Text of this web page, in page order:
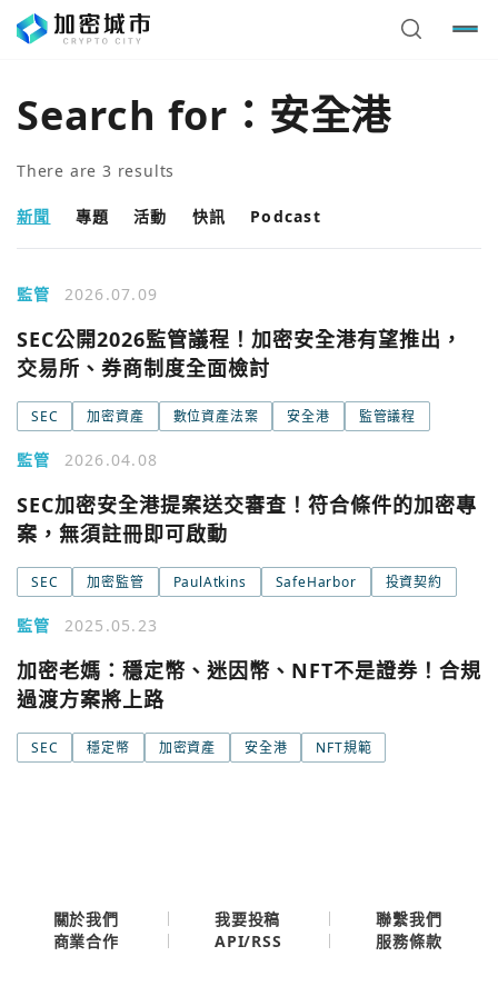
Search for： 安全港
There are 3 results
新聞 專題 活動 快訊 Podcast
監管 2026.07.09
SEC公開2026監管議程！加密安全港有望推出，
交易所、券商制度全面檢討
SEC 加密資產 數位資產法案 安全港 監管議程
監管 2026.04.08
SEC加密安全港提案送交審查！符合條件的加密專
案，無須註冊即可啟動
SEC 加密監管 PaulAtkins SafeHarbor 投資契約
監管 2025.05.23
加密老媽：穩定幣、迷因幣、NFT不是證券！合規
過渡方案將上路
SEC 穩定幣 加密資產 安全港 NFT規範
今日熱門
使用以下帳號繼續
Google
您已閒置5分鐘，請點擊關閉按鈕或空白處，即可回到加密
今日熱門
關於我們 我要投稿
聯繫我們
商業合作
API/RSS 服務條款